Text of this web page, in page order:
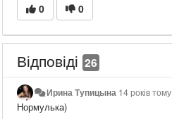
0 0
Відповіді 26
Ирина Тупицына 14 років тому
Нормулька)